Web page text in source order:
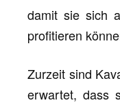
damit sie sich
profitieren
Zurzeit sind
erwartet, dass